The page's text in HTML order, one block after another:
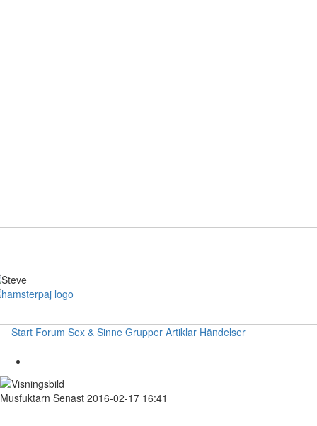
Start Forum Sex & Sinne Grupper Artiklar Händelser
Musfuktarn Senast 2016-02-17 16:41